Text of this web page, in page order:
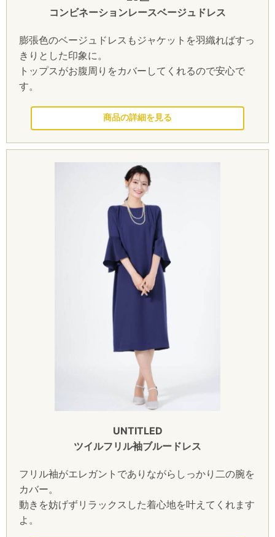
コンビネーションレースベージュドレス
膨張色のベージュドレスもジャケットを羽織ればすっ
きりとした印象に。
トップスがお腹周りをカバーしてくれるので安心で
す。
このドレスを見る
UNTITLED
ツイルフリル袖ブルードレス
フリル袖がエレガントでありながらしっかり二の腕を
カバー。
動きを妨げずリラックスした着心地を叶えてくれます
よ。